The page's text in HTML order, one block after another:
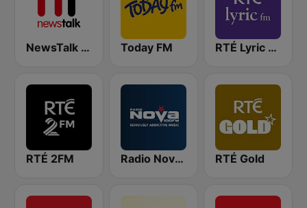
NewsTalk 106-108 Today FM RTÉ Lyric FM
RTÉ 2FM Radio Nova Ireland RTÉ Gold